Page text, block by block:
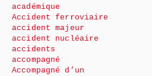
académique
Accident ferroviaire
accident majeur
accident nucléaire
accidents
accompagné
Accompagné d’un